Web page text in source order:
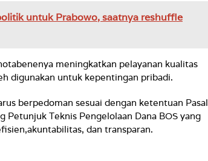
untuk Prabowo, saatnya reshuffle
meningkatkan pelayanan kualitas
digunakan untuk kepentingan pribadi.
berpedoman sesuai dengan ketentuan Pasal
Teknis Pengelolaan Dana BOS yang
dan transparan.